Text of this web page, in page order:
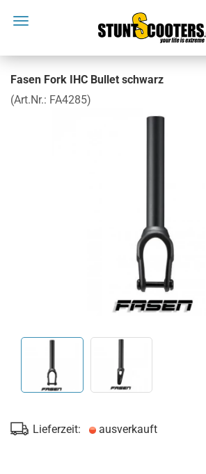
Fasen Fork IHC Bullet schwarz
(Art.Nr.: FA4285)
Lieferzeit: ausverkauft